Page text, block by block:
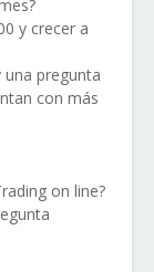
y crecer a
pregunta
con más
on line?